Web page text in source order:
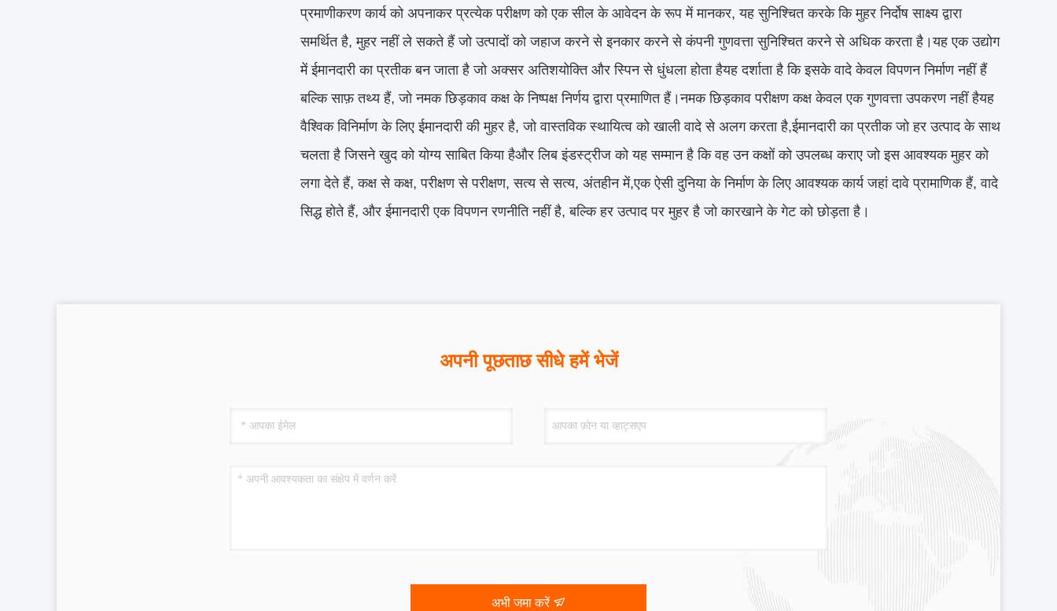
प्रमाणीकरण कार्य को अपनाकर प्रत्येक परीक्षण को एक सील के आवेदन के रूप में मानकर, यह सुनिश्चित करके कि मुहर निर्दोष साक्ष्य द्वारा
समर्थित है, मुहर नहीं ले सकते हैं जो उत्पादों को जहाज करने से इनकार करने से कंपनी गुणवत्ता सुनिश्चित करने से अधिक करता है।यह एक उद्योग
में ईमानदारी का प्रतीक बन जाता है जो अक्सर अतिशयोक्ति और स्पिन से धुंधला होता हैयह दर्शाता है कि इसके वादे केवल विपणन निर्माण नहीं हैं
बल्कि साफ़ तथ्य हैं, जो नमक छिड़काव कक्ष के निष्पक्ष निर्णय द्वारा प्रमाणित हैं।नमक छिड़काव परीक्षण कक्ष केवल एक गुणवत्ता उपकरण नहीं हैयह
वैश्विक विनिर्माण के लिए ईमानदारी की मुहर है, जो वास्तविक स्थायित्व को खाली वादे से अलग करता है,ईमानदारी का प्रतीक जो हर उत्पाद के साथ
चलता है जिसने खुद को योग्य साबित किया हैऔर लिब इंडस्ट्रीज को यह सम्मान है कि वह उन कक्षों को उपलब्ध कराए जो इस आवश्यक मुहर को
लगा देते हैं, कक्ष से कक्ष, परीक्षण से परीक्षण, सत्य से सत्य, अंतहीन में,एक ऐसी दुनिया के निर्माण के लिए आवश्यक कार्य जहां दावे प्रामाणिक हैं, वादे
सिद्ध होते हैं, और ईमानदारी एक विपणन रणनीति नहीं है, बल्कि हर उत्पाद पर मुहर है जो कारखाने के गेट को छोड़ता है।
अपनी पूछताछ सीधे हमें भेजें
अभी जमा करें